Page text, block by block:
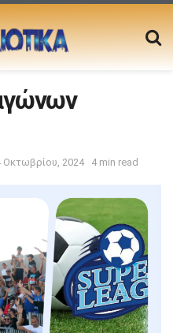
Οκτωβρίου, 2024 4 min read